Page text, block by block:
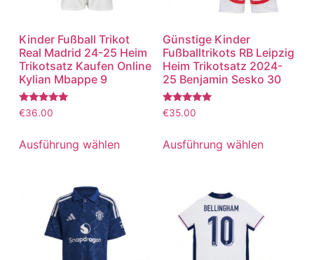
Kinder Fußball Trikot
Real Madrid 24-25 Heim
Trikotsatz Kaufen Online
Kylian Mbappe 9
Bewertet
mit
von 5
€36.00
Ausführung wählen
Günstige Kinder
Fußballtrikots RB Leipzig
Heim Trikotsatz 2024-
25 Benjamin Sesko 30
Bewertet
mit
von 5
€35.00
Ausführung wählen